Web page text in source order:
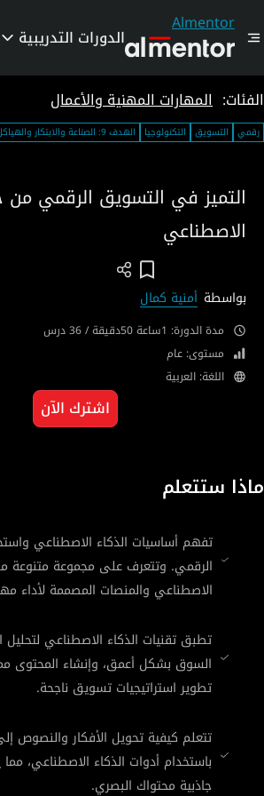
Almentor
الدورات التدريبية
الفئات: المهارات المهنية والأعمال
رقمي التسويق التكنولوجيا الهدف 9: الصناعة والابتكار والهياكل الأساسية
التميز في التسويق الرقمي من
الاصطناعي
بواسطة أمنية كمال
مدة الدورة: 1ساعة 50دقيقة / 36 درس
مستوى: عام
اللغة: العربية
اشترك الآن
ماذا ستتعلم
تفهم أساسيات الذكاء الاصطناعي
الرقمي. وتتعرف على مجموعة متنوعة
الاصطناعي والمنصات المصممة لأداء
تطبق تقنيات الذكاء الاصطناعي
السوق بشكل أعمق، وإنشاء المحتوى
تطوير استراتيجيات تسويق ناجحة.
تتعلم كيفية تحويل الأفكار والنصوص
باستخدام أدوات الذكاء الاصطناعي،
جاذبية محتواك البصري.